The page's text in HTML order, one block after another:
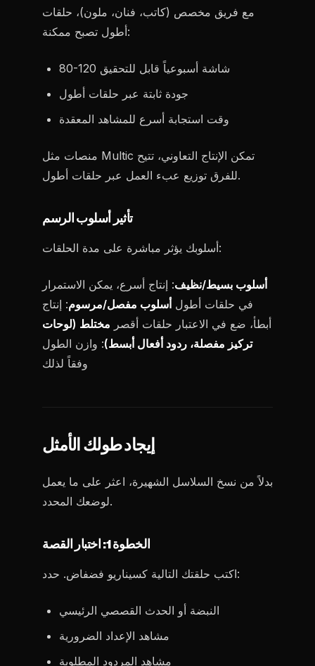
مع فريق مخصص (كاتب، فنان، ملون)، حلقات
أطول تصبح ممكنة:
80-120 شاشة أسبوعياً قابل للتحقيق
جودة ثابتة عبر حلقات أطول
وقت استجابة أسرع للمشاهد المعقدة
منصات مثل Multic تمكن الإنتاج التعاوني، تتيح
للفرق توزيع عبء العمل عبر حلقات أطول.
تأثير أسلوب الرسم
أسلوبك يؤثر مباشرة على مدة الحلقات:
أسلوب بسيط/نظيف: إنتاج أسرع، يمكن الاستمرار
في حلقات أطول أسلوب مفصل/مرسوم: إنتاج
أبطأ، ضع في الاعتبار حلقات أقصر مختلط (لوحات
تركيز مفصلة، ردود أفعال أبسط): وازن الطول
وفقاً لذلك
إيجاد طولك الأمثل
بدلاً من نسخ السلاسل الشهيرة، اعثر على ما يعمل
لوضعك المحدد.
الخطوة 1: اختبار القصة
اكتب حلقتك التالية كسيناريو فضفاض. حدد:
النبضة أو الحدث القصصي الرئيسي
مشاهد الإعداد الضرورية
مشاهد المردود المطلوبة